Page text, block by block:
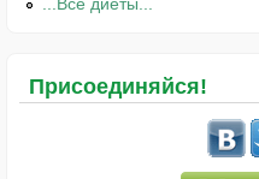
...Все диеты...
Присоединяйся!